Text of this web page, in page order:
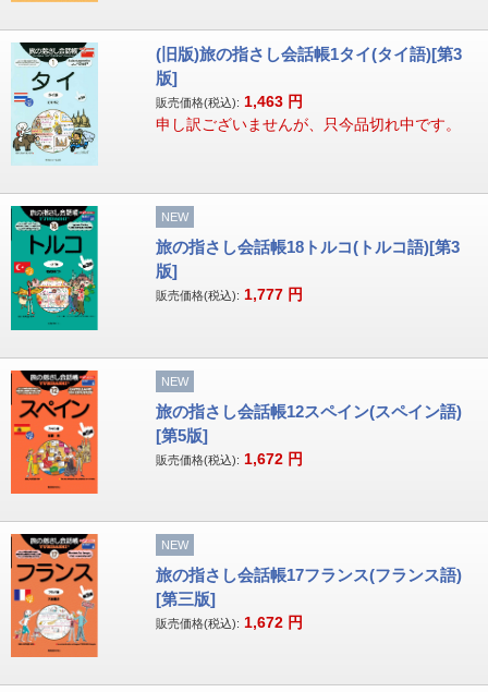
(旧版)旅の指さし会話帳1タイ(タイ語)[第3
版]
販売価格(税込): 1,463 円
申し訳ございませんが、只今品切れ中です。
NEW
旅の指さし会話帳18トルコ(トルコ語)[第3
版]
販売価格(税込): 1,777 円
NEW
旅の指さし会話帳12スペイン(スペイン語)
[第5版]
販売価格(税込): 1,672 円
NEW
旅の指さし会話帳17フランス(フランス語)
[第三版]
販売価格(税込): 1,672 円